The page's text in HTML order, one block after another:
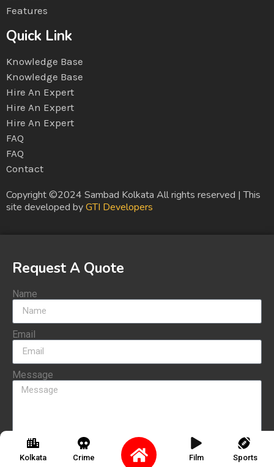
Kolkata Crime Film Sports
Features
Quick Link
Knowledge Base
Knowledge Base
Hire An Expert
Hire An Expert
Hire An Expert
FAQ
FAQ
Contact
Copyright ©2024 Sambad Kolkata All rights reserved | This
site developed byGTI Developers
Request A Quote
Name
Email
Message
Send